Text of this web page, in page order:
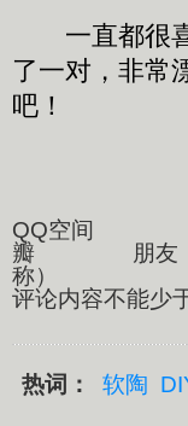
一直都很喜
了一对，非常
吧！
QQ空间
瓣 朋友
称）
评论内容不能少
热词： 软陶